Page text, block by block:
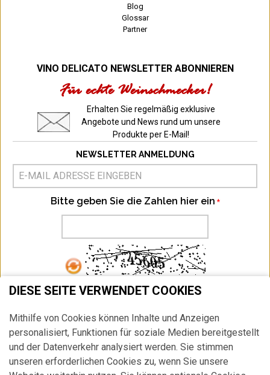
Blog
Glossar
Partner
VINO DELICATO NEWSLETTER ABONNIEREN
Für echte Weinschmecker!
Erhalten Sie regelmäßig exklusive
Angebote und News rund um unsere
Produkte per E-Mail!
NEWSLETTER ANMELDUNG
Bitte geben Sie die Zahlen hier ein
Ich habe dieDatenschutzbestimmungzur Kenntnis genommen.
HIERkönnen Sie Ihr Newsletter Abonnement jederzeit widerrufen.
DIESE SEITE VERWENDET COOKIES
Mithilfe von Cookies können Inhalte und Anzeigen
personalisiert, Funktionen für soziale Medien bereitgestellt
und der Datenverkehr analysiert werden. Sie stimmen
unseren erforderlichen Cookies zu, wenn Sie unsere